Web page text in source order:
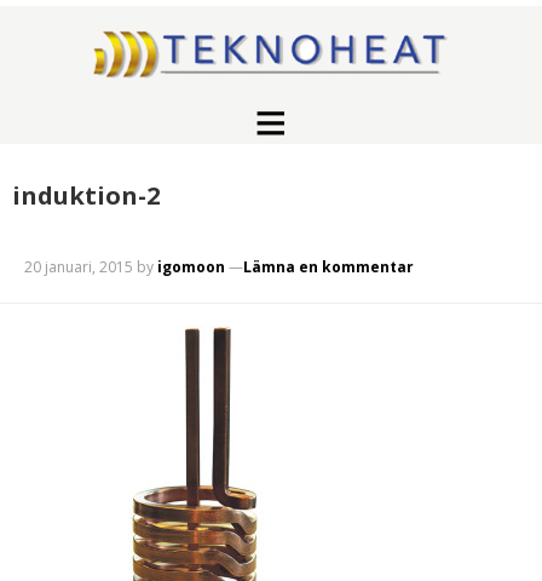
induktion-2
20 januari, 2015 by igomoon Lämna en kommentar